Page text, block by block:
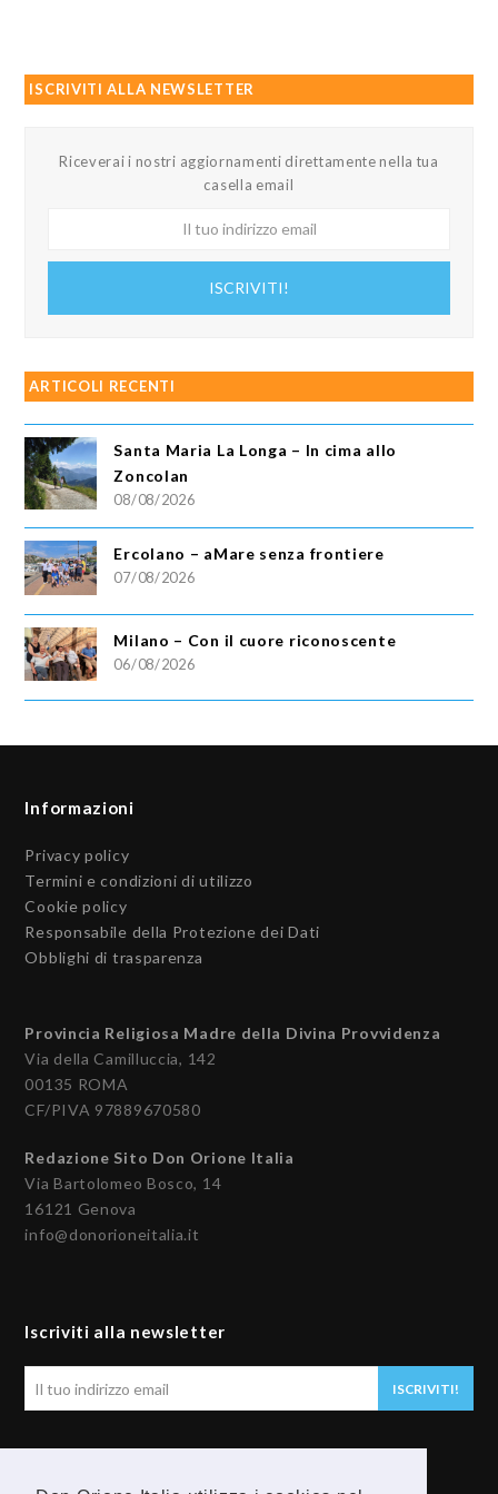
ISCRIVITI ALLA NEWSLETTER
Riceverai i nostri aggiornamenti direttamente nella tua
casella email
ISCRIVITI!
ARTICOLI RECENTI
Santa Maria La Longa – In cima allo
Zoncolan
08/08/2026
Ercolano – aMare senza frontiere
07/08/2026
Milano – Con il cuore riconoscente
06/08/2026
Informazioni
Privacy policy
Termini e condizioni di utilizzo
Cookie policy
Responsabile della Protezione dei Dati
Obblighi di trasparenza
Provincia Religiosa Madre della Divina Provvidenza
Via della Camilluccia, 142
00135 ROMA
CF/PIVA 97889670580
Redazione Sito Don Orione Italia
Via Bartolomeo Bosco, 14
16121 Genova
info@donorioneitalia.it
Iscriviti alla newsletter
ISCRIVITI!